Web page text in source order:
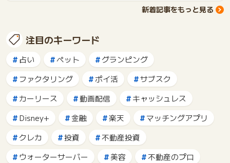
新着記事をもっと見る
注目のキーワード
占い ペット
グランピング
ファクタリング
ポイ活
サブスク
カーリース
動画配信
キャッシュレス
Disney+
金融 楽天
マッチングアプリ
クレカ
投資
不動産投資
ウォーターサーバー
美容
不動産のプロ